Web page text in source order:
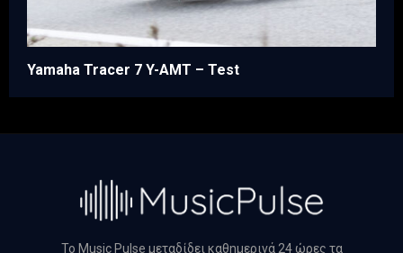
Yamaha Tracer 7 Y-AMT – Test
Το Music Pulse μεταδίδει καθημερινά 24 ώρες τα